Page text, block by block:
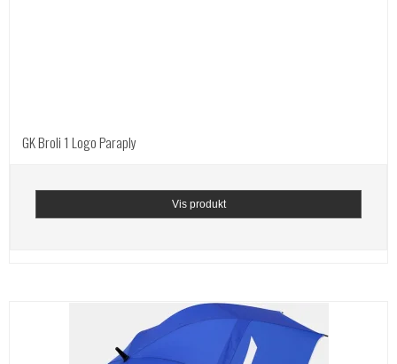
GK Broli 1 Logo Paraply
Vis produkt